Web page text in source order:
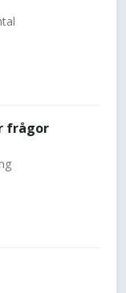
frågor